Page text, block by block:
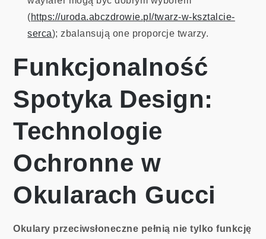
(https://uroda.abczdrowie.pl/twarz-w-ksztalcie-
serca); zbalansują one proporcje twarzy.
Funkcjonalność
Spotyka Design:
Technologie
Ochronne w
Okularach Gucci
Okulary przeciwsłoneczne pełnią nie tylko funkcję